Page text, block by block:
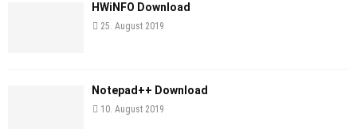
HWiNFO Download
25. August 2019
Notepad++ Download
10. August 2019